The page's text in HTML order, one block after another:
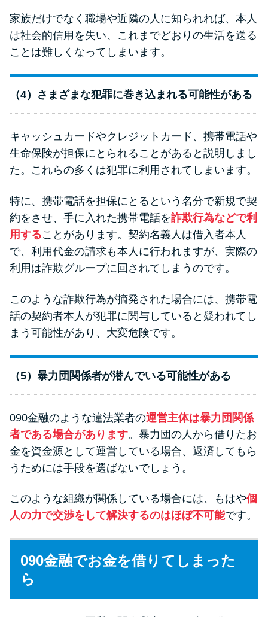
家族だけでなく職場や近隣の人に知られれば、本人
は社会的信用を失い、これまでどおりの生活を送る
ことは難しくなってしまいます。
（4）さまざまな犯罪に巻き込まれる可能性がある
キャッシュカードやクレジットカード、携帯電話や
生命保険が担保にとられることがあると説明しまし
た。これらの多くは犯罪に利用されてしまいます。
特に、携帯電話を担保にとるという名分で新規で契
約をさせ、手に入れた携帯電話を詐欺行為などで利
用することがあります。契約名義人は借入者本人
で、利用代金の請求も本人に行われますが、実際の
利用は詐欺グループに回されてしまうのです。
このような詐欺行為が摘発された場合には、携帯電
話の契約者本人が犯罪に関与していると疑われてし
まう可能性があり、大変危険です。
（5）暴力団関係者が潜んでいる可能性がある
090金融のような違法業者の運営主体は暴力団関係
者である場合があります。暴力団の人から借りたお
金を資金源として運営している場合、返済してもら
うためには手段を選ばないでしょう。
このような組織が関係している場合には、もはや個
人の力で交渉をして解決するのはほぼ不可能です。
090金融でお金を借りてしまった
ら